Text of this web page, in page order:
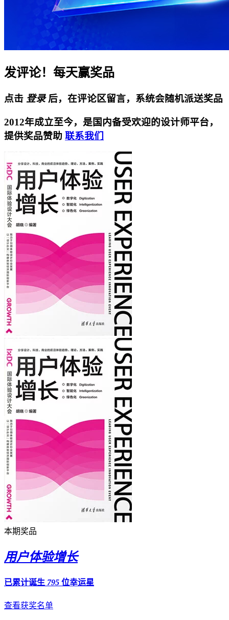
发评论！每天赢奖品
点击 登录后，在评论区留言，系统会随机派送奖品
2012年成立至今，是国内备受欢迎的设计师平台，
提供奖品赞助 联系我们
本期奖品
用户体验增长
已累计诞生 795 位幸运星
查看获奖名单